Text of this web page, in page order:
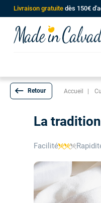
Livraison gratuitedès 150€
keyboard_backspace Accueil
La
Facilité